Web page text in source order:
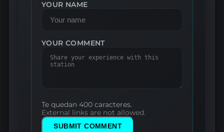
YOUR NAME
YOUR COMMENT
Te quedan 400 caracteres.
External links are not allowed.
SUBMIT COMMENT